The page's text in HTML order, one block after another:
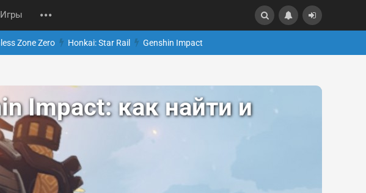
Игры
Zone Zero Honkai: Star Rail Genshin Impact
Impact: как найти и